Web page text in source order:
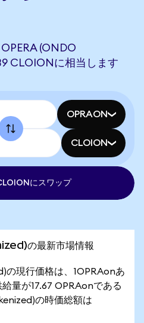
(ONDO
CLOIONに相当します
OPRAON
CLOION
にスワップ
の最新市場情報
現行価格は、1OPRAonあ
量が17.67 OPRAonである
の時価総額は